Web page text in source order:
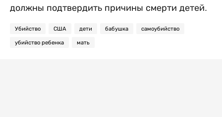
должны подтвердить причины смерти детей.
Убийство США дети бабушка самоубийство
убийство ребенка мать